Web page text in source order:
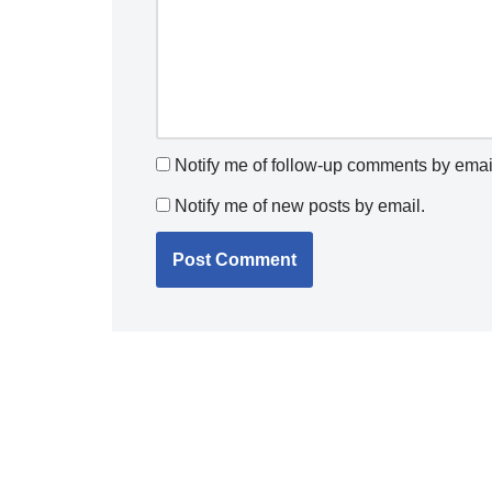
Notify me of follow-up comments by
Notify me of new posts by email.